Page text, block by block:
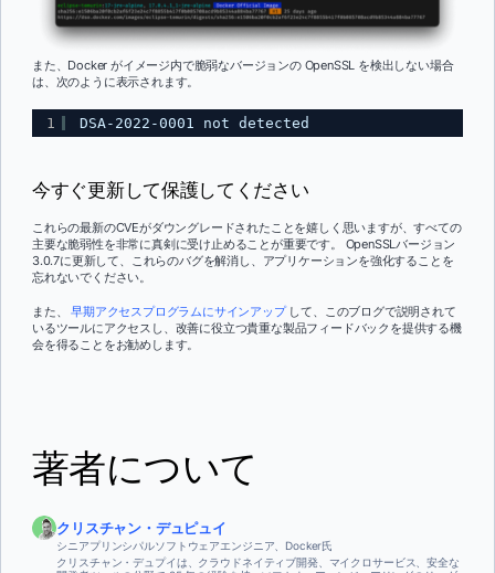
また、Docker がイメージ内で脆弱なバージョンの OpenSSL を検出しない場合
は、次のように表示されます。
1 DSA-2022-0001 not detected
今すぐ更新して保護してください
これらの最新のCVEがダウングレードされたことを嬉しく思いますが、すべての
主要な脆弱性を非常に真剣に受け止めることが重要です。 OpenSSLバージョン
3.0.7に更新して、これらのバグを解消し、アプリケーションを強化することを
忘れないでください。
また、早期アクセスプログラムにサインアップして、このブログで説明されて
いるツールにアクセスし、改善に役立つ貴重な製品フィードバックを提供する機
会を得ることをお勧めします。
著者について
クリスチャン・デュピュイ
シニアプリンシパルソフトウェアエンジニア、Docker氏
クリスチャン・デュプイは、クラウドネイティブ開発、マイクロサービス、安全な